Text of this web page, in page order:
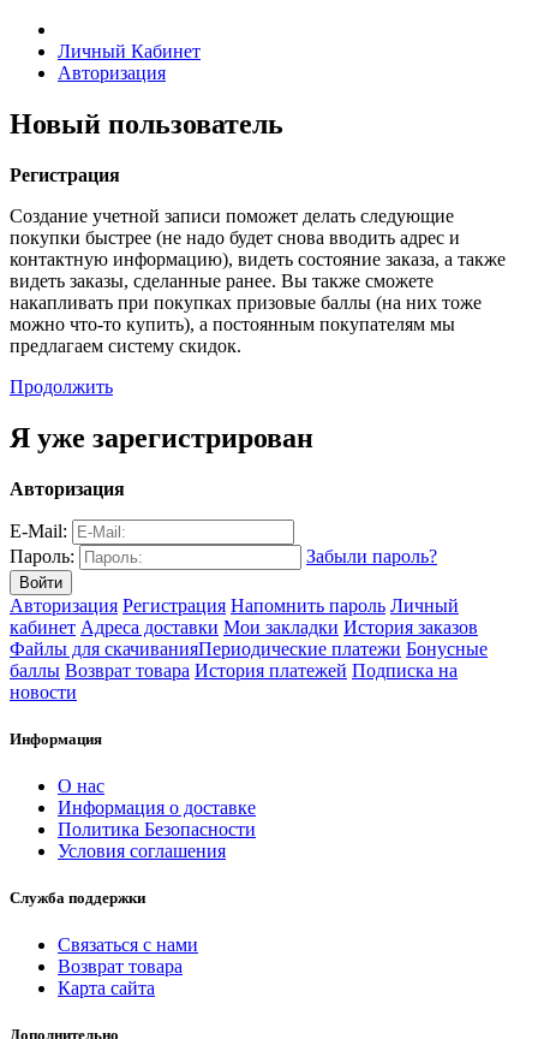
Личный Кабинет
Авторизация
Новый пользователь
Регистрация
Создание учетной записи поможет делать следующие
покупки быстрее (не надо будет снова вводить адрес и
контактную информацию), видеть состояние заказа, а также
видеть заказы, сделанные ранее. Вы также сможете
накапливать при покупках призовые баллы (на них тоже
можно что-то купить), а постоянным покупателям мы
предлагаем систему скидок.
Продолжить
Я уже зарегистрирован
Авторизация
E-Mail:
Пароль:
Забыли пароль?
Авторизация Регистрация Напомнить пароль Личный
кабинет Адреса доставки Мои закладки История заказов
Файлы для скачиванияПериодические платежи Бонусные
баллы Возврат товара История платежей Подписка на
новости
Информация
О нас
Информация о доставке
Политика Безопасности
Условия соглашения
Служба поддержки
Связаться с нами
Возврат товара
Карта сайта
Дополнительно